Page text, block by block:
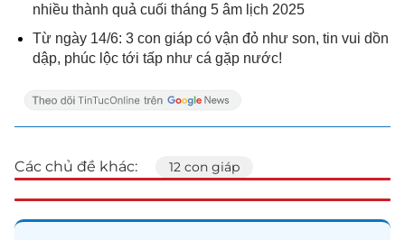
nhiều thành quả cuối tháng 5 âm lịch 2025
Từ ngày 14/6: 3 con giáp có vận đỏ như son, tin vui dồn
dập, phúc lộc tới tấp như cá gặp nước!
Các chủ đề khác: 12 con giáp